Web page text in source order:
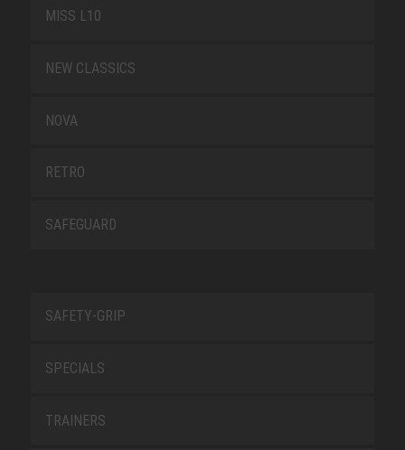
MISS L10
NEW CLASSICS
NOVA
RETRO
SAFEGUARD
SAFETY-GRIP
SPECIALS
TRAINERS